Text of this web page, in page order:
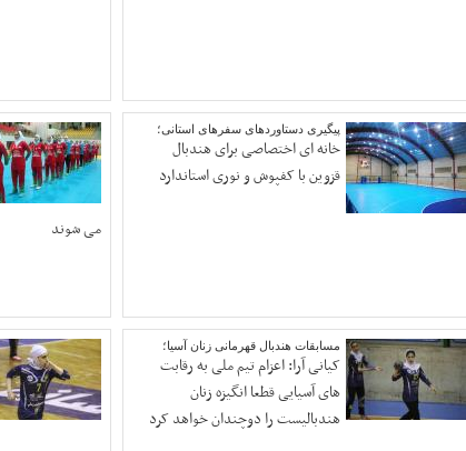
پیگیری دستاوردهای سفرهای استانی؛
خانه ای اختصاصی برای هندبال
قزوین با کفپوش و نوری استاندارد
می شوند
مسابقات هندبال قهرمانی زنان آسیا؛
کیانی آرا: اعزام تیم ملی به رقابت
های آسیایی قطعا انگیزه زنان
هندبالیست را دوچندان خواهد کرد